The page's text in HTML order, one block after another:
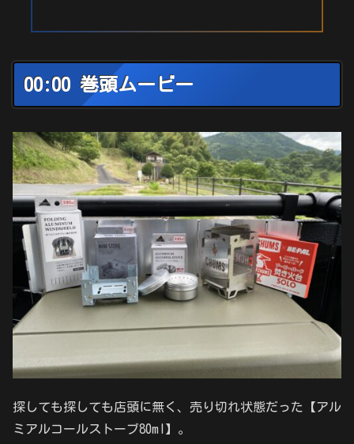
00:00 巻頭ムービー
探しても探しても店頭に無く、売り切れ状態だった【アル
ミアルコールストーブ80ml】。